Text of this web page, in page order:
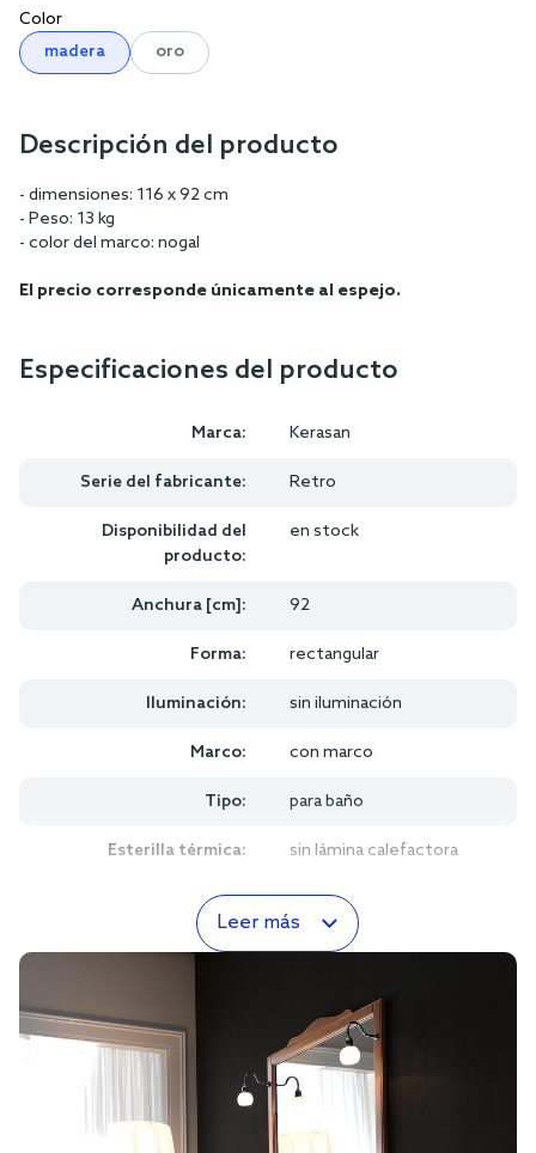
Color
madera
oro
Descripción del producto
- dimensiones: 116 x 92 cm
- Peso: 13 kg
- color del marco: nogal
El precio corresponde únicamente al espejo.
Especificaciones del producto
Marca: Kerasan
Serie del fabricante: Retro
Disponibilidad del
producto:
en stock
Anchura [cm]: 92
Forma: rectangular
Iluminación: sin iluminación
Marco: con marco
Tipo: para baño
Esterilla térmica: sin lámina calefactora
Leer más